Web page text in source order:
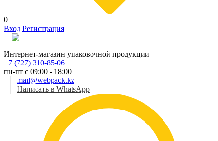
0
Вход Регистрация
Интернет-магазин упаковочной продукции
+7 (727) 310-85-06
пн-пт с 09:00 - 18:00
mail@webpack.kz
Написать в WhatsApp